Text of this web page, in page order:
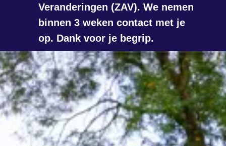
Naar hoofdinhoud
Naar hoofdnavigatiemenu
Naar zoekenVeranderingen (ZAV). We nemen
binnen 3 weken contact met je
op. Dank voor je begrip.